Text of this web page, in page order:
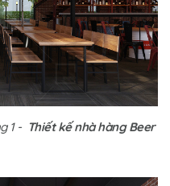
1 - Thiết kế nhà hàng Beer